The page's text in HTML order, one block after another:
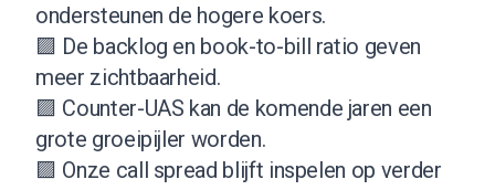
ondersteunen de hogere koers.
🟪 De backlog en book-to-bill ratio geven
meer zichtbaarheid.
🟪 Counter-UAS kan de komende jaren een
grote groeipijler worden.
🟪 Onze call spread blijft inspelen op verder